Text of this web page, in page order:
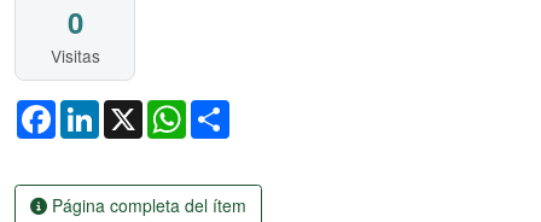
0
Visitas
FacebookLinkedIn
X WhatsApp
Página completa del ítem